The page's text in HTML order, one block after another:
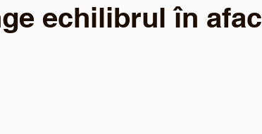
echilibrul în